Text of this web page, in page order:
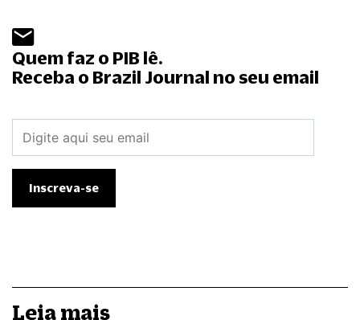
Quem faz o PIB lê.
Receba o Brazil Journal no seu email
Leia mais